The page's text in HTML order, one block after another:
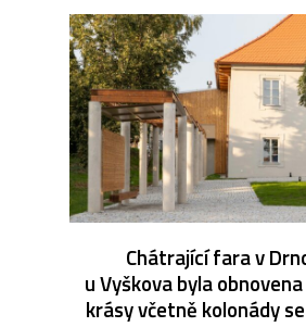
Chátrající fara v
u Vyškova byla
krásy včetně kolonády